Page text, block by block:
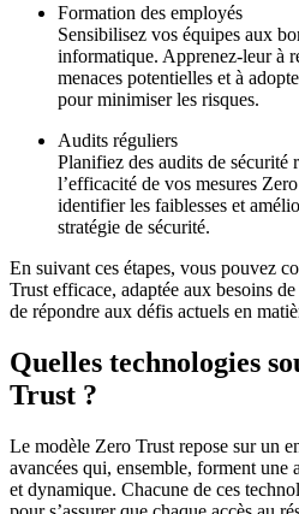
Formation des employés
Sensibilisez vos équipes aux
informatique. Apprenez-leur à
menaces potentielles et à
pour minimiser les risques.
Audits réguliers
Planifiez des audits de sécurité
l’efficacité de vos mesures
identifier les faiblesses et
stratégie de sécurité.
En suivant ces étapes, vous pouvez
Trust efficace, adaptée aux besoins
de répondre aux défis actuels en
Quelles technologies
Trust ?
Le modèle Zero Trust repose sur un
avancées qui, ensemble, forment une
et dynamique. Chacune de ces